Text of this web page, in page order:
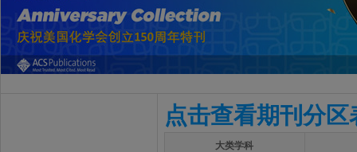
点击查看期刊分区
大类学科